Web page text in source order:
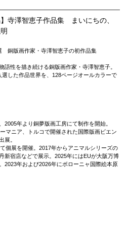
】寺澤智恵子作品集 まいにちの、
銅版画作家・寺澤智恵子の初作品集
語性を描き続ける銅版画作家・寺澤智恵子。
した作品世界を、128ページオールカラーで
2005年より銅夢版画工房にて制作を開始。
マニア、トルコで開催された国際版画ビエン
展。
個展を開催。2017年からアニマルシリーズの
新宿店などで展示。2025年にはEUが大阪万博
2023年および2026年にボローニャ国際絵本原